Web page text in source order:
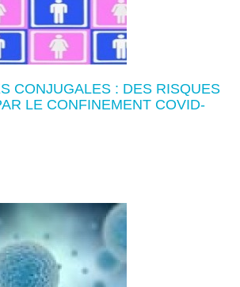
CONJUGALES : DES RISQUES
LE CONFINEMENT COVID-